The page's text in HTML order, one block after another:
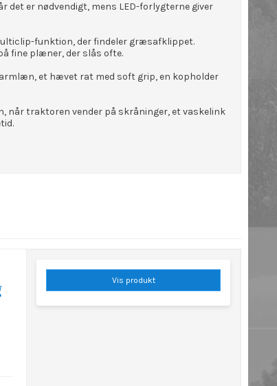
det er nødvendigt, mens LED-forlygterne giver
funktion, der findeler græsafklippet.
fine plæner, der slås ofte.
armlæn, et hævet rat med soft grip, en kopholder
traktoren vender på skråninger, et vaskelink
Vis produkt